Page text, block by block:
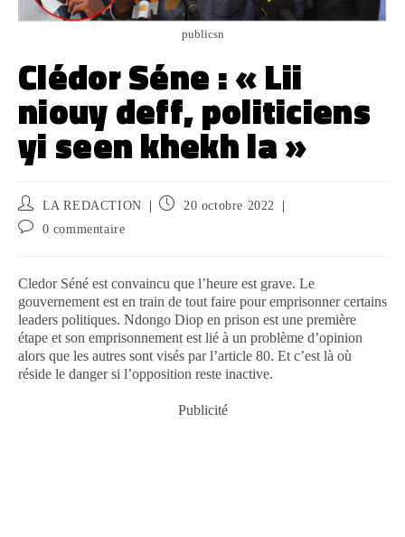
publicsn
Clédor Séne : « Lii
niouy deff, politiciens
yi seen khekh la »
LA REDACTION
20 octobre 2022
0 commentaire
Cledor Séné est convaincu que l’heure est grave. Le
gouvernement est en train de tout faire pour emprisonner certains
leaders politiques. Ndongo Diop en prison est une première
étape et son emprisonnement est lié à un problème d’opinion
alors que les autres sont visés par l’article 80. Et c’est là où
réside le danger si l’opposition reste inactive.
Publicité